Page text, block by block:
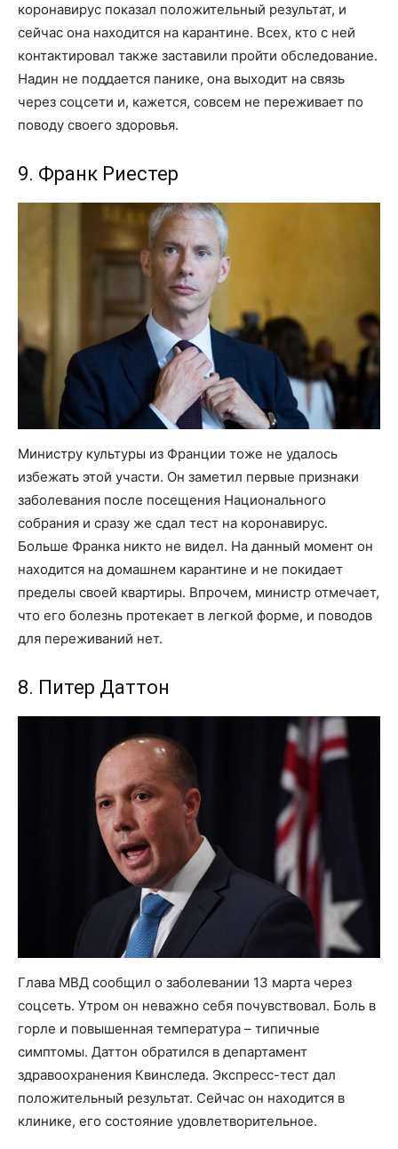
коронавирус показал положительный результат, и
сейчас она находится на карантине. Всех, кто с ней
контактировал также заставили пройти обследование.
Надин не поддается панике, она выходит на связь
через соцсети и, кажется, совсем не переживает по
поводу своего здоровья.
9. Франк Риестер
Министру культуры из Франции тоже не удалось
избежать этой участи. Он заметил первые признаки
заболевания после посещения Национального
собрания и сразу же сдал тест на коронавирус.
Больше Франка никто не видел. На данный момент он
находится на домашнем карантине и не покидает
пределы своей квартиры. Впрочем, министр отмечает,
что его болезнь протекает в легкой форме, и поводов
для переживаний нет.
8. Питер Даттон
Глава МВД сообщил о заболевании 13 марта через
соцсеть. Утром он неважно себя почувствовал. Боль в
горле и повышенная температура – типичные
симптомы. Даттон обратился в департамент
здравоохранения Квинследа. Экспресс-тест дал
положительный результат. Сейчас он находится в
клинике, его состояние удовлетворительное.